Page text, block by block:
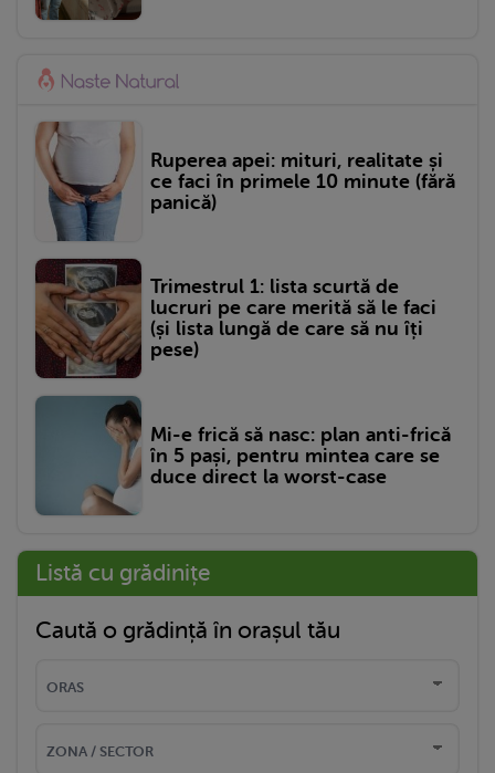
Ruperea apei: mituri, realitate și
ce faci în primele 10 minute (fără
panică)
Trimestrul 1: lista scurtă de
lucruri pe care merită să le faci
(și lista lungă de care să nu îți
pese)
Mi-e frică să nasc: plan anti-frică
în 5 pași, pentru mintea care se
duce direct la worst-case
Listă cu grădinițe
Caută o grădință în orașul tău